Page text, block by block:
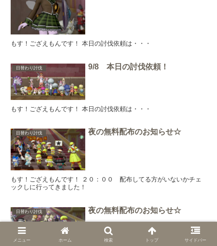
もす！ござえもんです！ 本日の討伐依頼は・・・
日替わり討伐 9/8 本日の討伐依頼！
もす！ござえもんです！ 本日の討伐依頼は・・・
日替わり討伐 夜の無料配布のお知らせ☆
もす！ござえもんです！ ２０：００ 配布してる方がいないかチェ
ックしに行ってきました！
日替わり討伐 夜の無料配布のお知らせ☆
メニュー ホーム 検索 トップ サイドバー